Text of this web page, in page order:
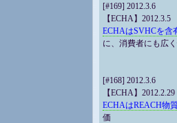
[#169] 2012.3.6
【ECHA】2012.3.5
ECHAはSVHCを含
に、消費者にも広
[#168] 2012.3.6
【ECHA】2012.2.29
ECHAはREACH物
価